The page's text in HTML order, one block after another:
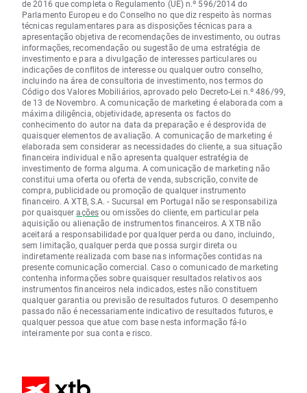
de 2016 que completa o Regulamento (UE) n.º 596/2014 do
Parlamento Europeu e do Conselho no que diz respeito às normas
técnicas regulamentares para as disposições técnicas para a
apresentação objetiva de recomendações de investimento, ou outras
informações, recomendação ou sugestão de uma estratégia de
investimento e para a divulgação de interesses particulares ou
indicações de conflitos de interesse ou qualquer outro conselho,
incluindo na área de consultoria de investimento, nos termos do
Código dos Valores Mobiliários, aprovado pelo Decreto-Lei n.º 486/99,
de 13 de Novembro. A comunicação de marketing é elaborada com a
máxima diligência, objetividade, apresenta os factos do
conhecimento do autor na data da preparação e é desprovida de
quaisquer elementos de avaliação. A comunicação de marketing é
elaborada sem considerar as necessidades do cliente, a sua situação
financeira individual e não apresenta qualquer estratégia de
investimento de forma alguma. A comunicação de marketing não
constitui uma oferta ou oferta de venda, subscrição, convite de
compra, publicidade ou promoção de qualquer instrumento
financeiro. A XTB, S.A. - Sucursal em Portugal não se responsabiliza
por quaisqueraçõesou omissões do cliente, em particular pela
aquisição ou alienação de instrumentos financeiros. A XTB não
aceitará a responsabilidade por qualquer perda ou dano, incluindo,
sem limitação, qualquer perda que possa surgir direta ou
indiretamente realizada com base nas informações contidas na
presente comunicação comercial. Caso o comunicado de marketing
contenha informações sobre quaisquer resultados relativos aos
instrumentos financeiros nela indicados, estes não constituem
qualquer garantia ou previsão de resultados futuros. O desempenho
passado não é necessariamente indicativo de resultados futuros, e
qualquer pessoa que atue com base nesta informação fá-lo
inteiramente por sua conta e risco.